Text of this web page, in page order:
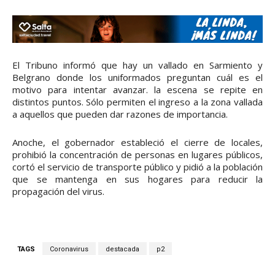
El Tribuno informó que hay un vallado en Sarmiento y
Belgrano donde los uniformados preguntan cuál es el
motivo para intentar avanzar. la escena se repite en
distintos puntos. Sólo permiten el ingreso a la zona vallada
a aquellos que pueden dar razones de importancia.
Anoche, el gobernador estableció el cierre de locales,
prohibió la concentración de personas en lugares públicos,
cortó el servicio de transporte público y pidió a la población
que se mantenga en sus hogares para reducir la
propagación del virus.
TAGS Coronavirus destacada p2